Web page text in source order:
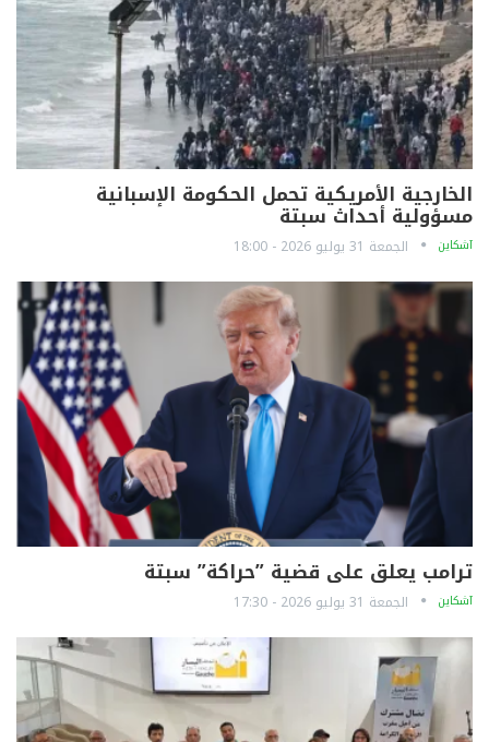
الخارجية الأمريكية تحمل الحكومة الإسبانية
مسؤولية أحداث سبتة
آشكاين الجمعة 31 يوليو 2026 - 18:00
ترامب يعلق على قضية ”حراكة” سبتة
آشكاين الجمعة 31 يوليو 2026 - 17:30